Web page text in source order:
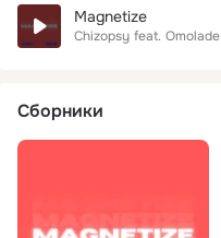
Magnetize
Chizopsy feat. Omolade
Сборники